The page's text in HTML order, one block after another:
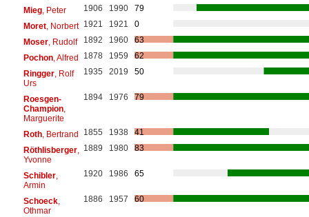
Mieg, Peter 1906 1990
79
Moret, Norbert 1921 1921
0
Moser, Rudolf 1892 1960
63
Pochon, Alfred 1878 1959
62
Ringger, Rolf
Urs
1935 2019 50
Roesgen-
Champion,
Marguerite
1894 1976 79
Roth, Bertrand 1855 1938
41
Röthlisberger,
Yvonne
1889 1980 83
Schibler,
Armin
1920 1986 65
Schoeck,
Othmar
1886 1957 60